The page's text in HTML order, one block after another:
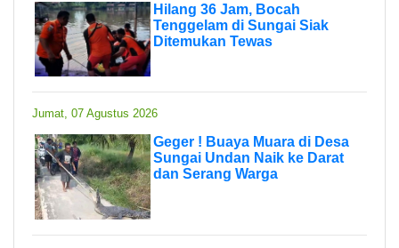
Hilang 36 Jam, Bocah
Tenggelam di Sungai Siak
Ditemukan Tewas
Jumat, 07 Agustus 2026
Geger ! Buaya Muara di Desa
Sungai Undan Naik ke Darat
dan Serang Warga